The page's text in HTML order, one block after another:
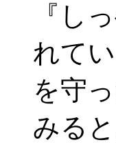
『し
れて
を守
みる